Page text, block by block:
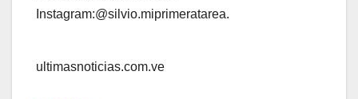
Instagram:@silvio.miprimeratarea.
ultimasnoticias.com.ve